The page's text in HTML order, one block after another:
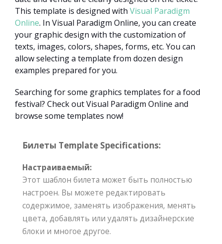
This template is designed with Visual Paradigm
Online. In Visual Paradigm Online, you can create
your graphic design with the customization of
texts, images, colors, shapes, forms, etc. You can
allow selecting a template from dozen design
examples prepared for you.
Searching for some graphics templates for a food
festival? Check out Visual Paradigm Online and
browse some templates now!
Билеты Template Specifications:
Настраиваемый:
Этот шаблон билета может быть полностью
настроен. Вы можете редактировать
содержимое, заменять изображения, менять
цвета, добавлять или удалять дизайнерские
блоки и многое другое.